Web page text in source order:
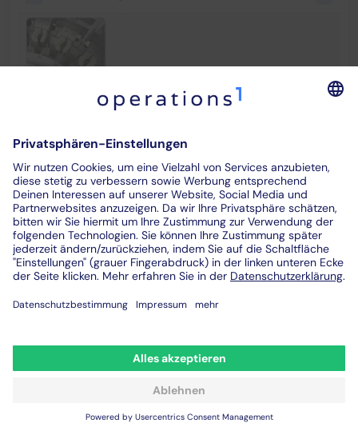
Diesen Gewinn zieht Ihr Unternehmen aus digitaler
präventiver Instandhaltung mit Operations1:
Vermeidung von Maschinenausfällen, hohen
Reparatur- und Ersatzteilkosten sowie nicht
wertschöpfenden Dokumentationstätigkeiten
Ein moderneres und sicheres Arbeitsumfeld für
Ihre Mitarbeiter infolge weniger Unfälle